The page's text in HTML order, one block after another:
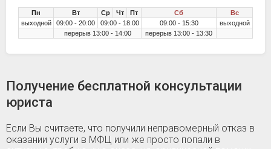
Пн Вт Ср Чт Пт Сб
Вс
выходной
09:00 - 20:00 09:00 - 18:00 09:00 - 15:30
выходной
перерыв 13:00 - 14:00
перерыв 13:00 - 13:30
Получение бесплатной консультации
юриста
Если Вы считаете, что получили неправомерный отказ в
оказании услуги в МФЦ или же просто попали в